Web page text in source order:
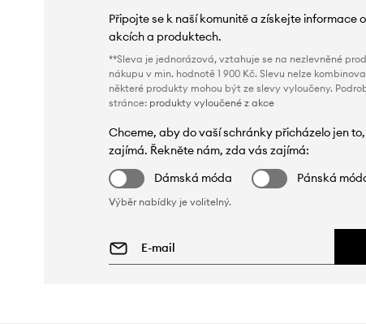
Připojte se k naší komunitě a získejte informace
akcích a produktech.
**Sleva je jednorázová, vztahuje se na nezlevněné
nákupu v min. hodnotě 1 900 Kč. Slevu nelze
některé produkty mohou být ze slevy vyloučeny.
stránce: produkty vyloučené z akce
Chceme, aby do vaší schránky přicházelo jen
zajímá. Řekněte nám, zda vás zajímá:
Dámská móda
Pánská
Výběr nabídky je volitelný.